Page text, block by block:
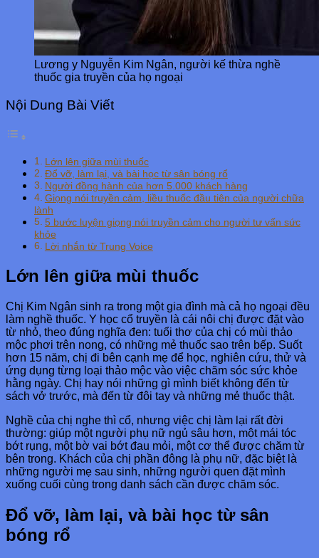
Lương y Nguyễn Kim Ngân, người kế thừa nghề
thuốc gia truyền của họ ngoại
Nội Dung Bài Viết
Lớn lên giữa mùi thuốc
Đổ vỡ, làm lại, và bài học từ sân bóng rổ
Người đồng hành của hơn 5.000 khách hàng
Giọng nói truyền cảm, liều thuốc đầu tiên của người chữa
lành
5 bước luyện giọng nói truyền cảm cho người tư vấn sức
khỏe
Lời nhắn từ Trung Voice
Lớn lên giữa mùi thuốc
Chị Kim Ngân sinh ra trong một gia đình mà cả họ ngoại đều
làm nghề thuốc. Y học cổ truyền là cái nôi chị được đặt vào
từ nhỏ, theo đúng nghĩa đen: tuổi thơ của chị có mùi thảo
mộc phơi trên nong, có những mẻ thuốc sao trên bếp. Suốt
hơn 15 năm, chị đi bên cạnh mẹ để học, nghiên cứu, thử và
ứng dụng từng loại thảo mộc vào việc chăm sóc sức khỏe
hằng ngày. Chị hay nói những gì mình biết không đến từ
sách vở trước, mà đến từ đôi tay và những mẻ thuốc thật.
Nghề của chị nghe thì cổ, nhưng việc chị làm lại rất đời
thường: giúp một người phụ nữ ngủ sâu hơn, một mái tóc
bớt rụng, một bờ vai bớt đau mỏi, một cơ thể được chăm từ
bên trong. Khách của chị phần đông là phụ nữ, đặc biệt là
những người mẹ sau sinh, những người quen đặt mình
xuống cuối cùng trong danh sách cần được chăm sóc.
Đổ vỡ, làm lại, và bài học từ sân
bóng rổ